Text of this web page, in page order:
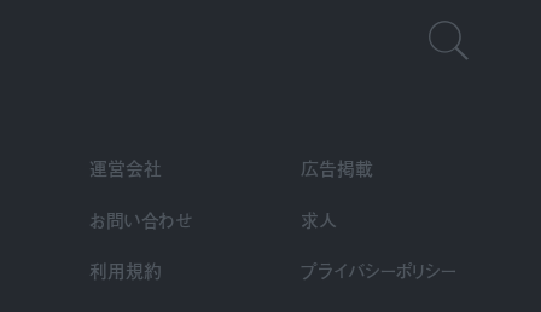
運営会社
広告掲載
お問い合わせ
求人
利用規約 プライバシーポリシー